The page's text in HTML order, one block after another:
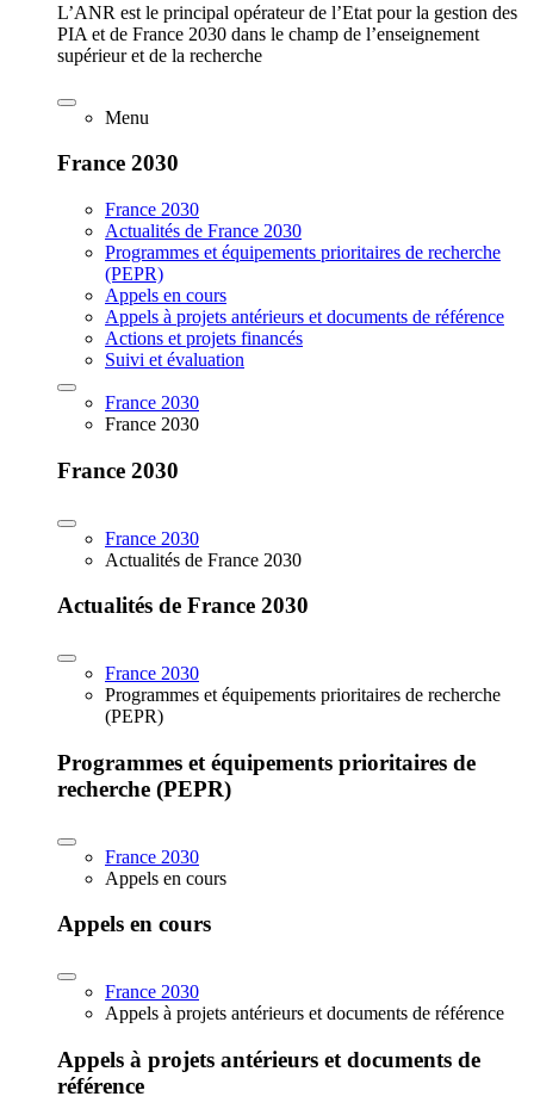
L’ANR est le principal opérateur de l’Etat pour la gestion des
PIA et de France 2030 dans le champ de l’enseignement
supérieur et de la recherche
Menu
France 2030
France 2030
Actualités de France 2030
Programmes et équipements prioritaires de recherche
(PEPR)
Appels en cours
Appels à projets antérieurs et documents de référence
Actions et projets financés
Suivi et évaluation
France 2030
France 2030
France 2030
France 2030
Actualités de France 2030
Actualités de France 2030
France 2030
Programmes et équipements prioritaires de recherche
(PEPR)
Programmes et équipements prioritaires de
recherche (PEPR)
France 2030
Appels en cours
Appels en cours
France 2030
Appels à projets antérieurs et documents de référence
Appels à projets antérieurs et documents de
référence